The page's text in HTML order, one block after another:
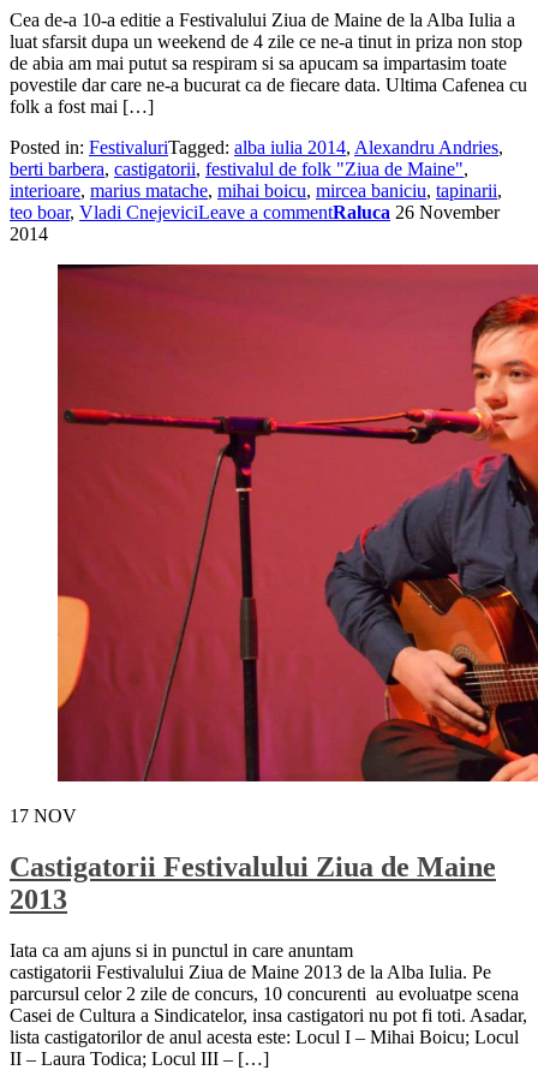
Cea de-a 10-a editie a Festivalului Ziua de Maine de la Alba Iulia a
luat sfarsit dupa un weekend de 4 zile ce ne-a tinut in priza non stop
de abia am mai putut sa respiram si sa apucam sa impartasim toate
povestile dar care ne-a bucurat ca de fiecare data. Ultima Cafenea cu
folk a fost mai […]
Posted in: FestivaluriTagged: alba iulia 2014, Alexandru Andries,
berti barbera, castigatorii, festivalul de folk "Ziua de Maine",
interioare, marius matache, mihai boicu, mircea baniciu, tapinarii,
teo boar, Vladi CnejeviciLeave a commentRaluca 26 November
2014
17 NOV
Castigatorii Festivalului Ziua de Maine
2013
Iata ca am ajuns si in punctul in care anuntam
castigatorii Festivalului Ziua de Maine 2013 de la Alba Iulia. Pe
parcursul celor 2 zile de concurs, 10 concurenti au evoluatpe scena
Casei de Cultura a Sindicatelor, insa castigatori nu pot fi toti. Asadar,
lista castigatorilor de anul acesta este: Locul I – Mihai Boicu; Locul
II – Laura Todica; Locul III – […]